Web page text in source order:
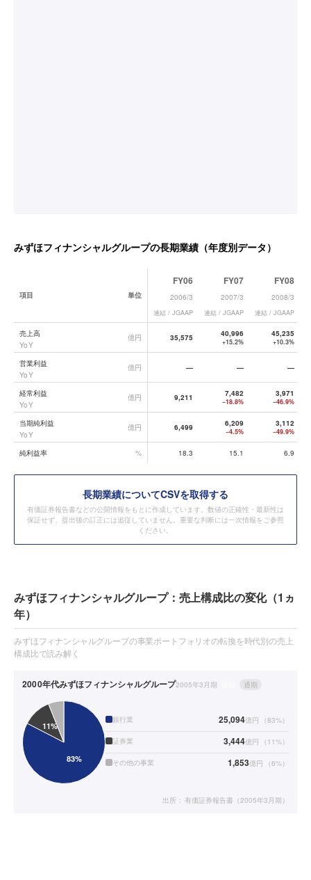
みずほフィナンシャルグループの長期業績（年度別データ）
みずほフィナンシャルグループ
項目 単位
FY06
2006/3
連結 / JGAAP
FY07
2007/3
連結 / JGAAP
FY08
2008/3
連結 / JGAAP
売上高
YoY
億円 35,575 40,996
+15.2%
45,235
+10.3%
営業利益
YoY
億円 — — —
経常利益
YoY
億円 9,211 7,482
−18.8%
3,971
−46.9%
当期純利益
YoY
億円 6,499 6,209
−4.5%
3,112
−49.9%
純利益率 % 18.3 15.1 6.9
長期業績についてCSVを取得する
有価証券報告書などの公開情報をもとに作成しています。数値の正確性・最新性は
保証せず、提出後の訂正には追従していません。重要な判断には一次情報をご参照
ください。
みずほフィナンシャルグループ：売上構成比の変化（1ヵ
年）
みずほフィナンシャルグループの事業ポートフォリオの転換を時代別の売上
構成比で読み解く
2000年代みずほフィナンシャルグループ2005年3月期 通期
銀行業 25,094億円 （83%）
証券業 3,444億円 （ 11%）
その他の事業 1,853億円 （6%）
出所： 有価証券報告書（2005年3月期）